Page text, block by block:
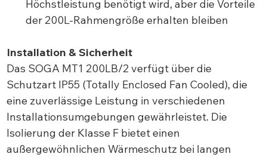
Höchstleistung benötigt wird, aber die Vorteile
der 200L-Rahmengröße erhalten bleiben
Installation & Sicherheit
Das SOGA MT1 200LB/2 verfügt über die
Schutzart IP55 (Totally Enclosed Fan Cooled), die
eine zuverlässige Leistung in verschiedenen
Installationsumgebungen gewährleistet. Die
Isolierung der Klasse F bietet einen
außergewöhnlichen Wärmeschutz bei langen